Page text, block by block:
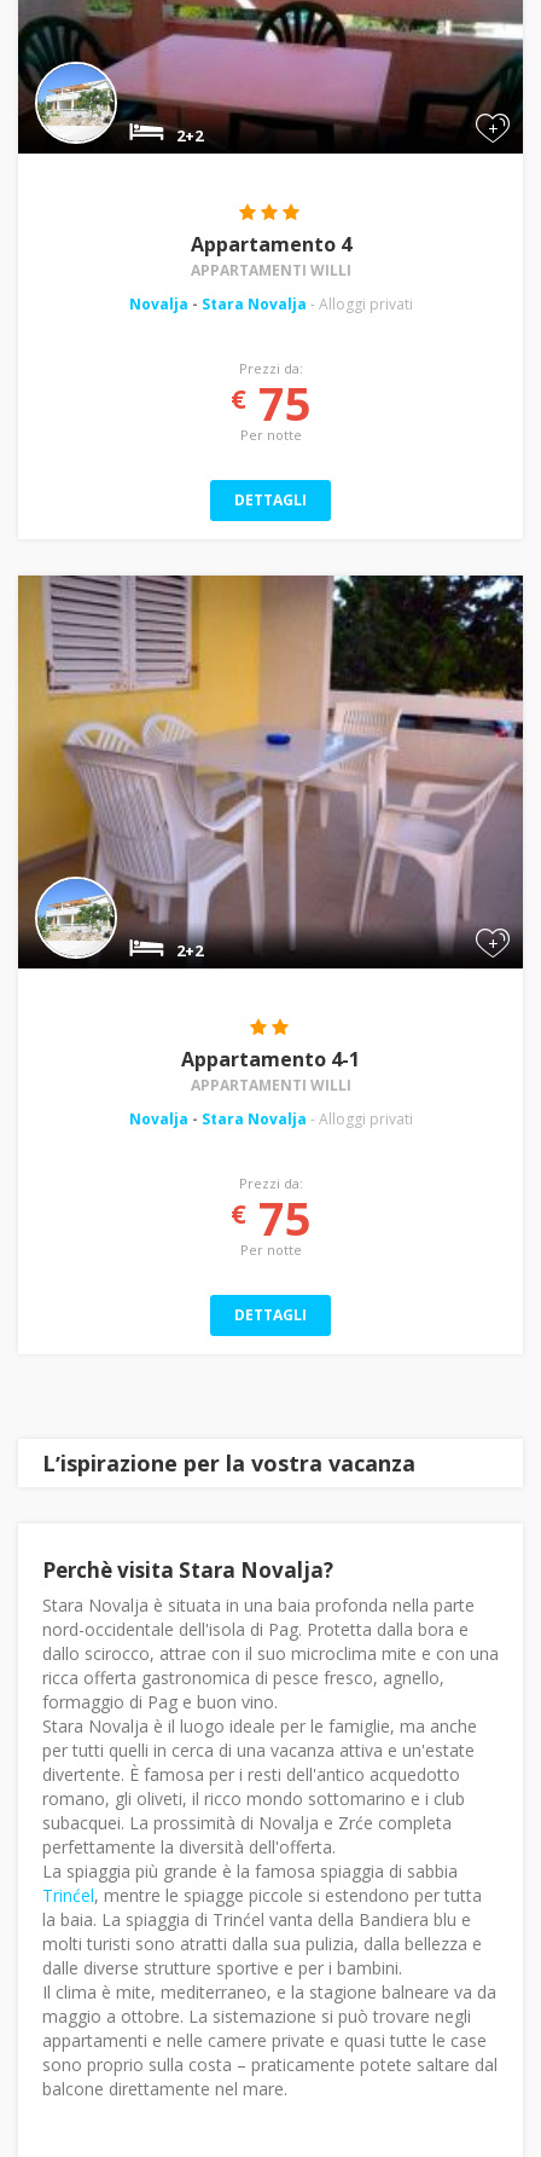
+
2+2
Appartamento 4
APPARTAMENTI WILLI
Novalja - Stara Novalja - Alloggi privati
Prezzi da:
€75
Per notte
DETTAGLI
+
2+2
Appartamento 4-1
APPARTAMENTI WILLI
Novalja - Stara Novalja - Alloggi privati
Prezzi da:
€75
Per notte
DETTAGLI
Lʼispirazione per la vostra vacanza
Perchè visita Stara Novalja?
Stara Novalja è situata in una baia profonda nella parte
nord-occidentale dell'isola di Pag. Protetta dalla bora e
dallo scirocco, attrae con il suo microclima mite e con una
ricca offerta gastronomica di pesce fresco, agnello,
formaggio di Pag e buon vino.
Stara Novalja è il luogo ideale per le famiglie, ma anche
per tutti quelli in cerca di una vacanza attiva e un'estate
divertente. È famosa per i resti dell'antico acquedotto
romano, gli oliveti, il ricco mondo sottomarino e i club
subacquei. La prossimità di Novalja e Zrće completa
perfettamente la diversità dell'offerta.
La spiaggia più grande è la famosa spiaggia di sabbia
Trinćel, mentre le spiagge piccole si estendono per tutta
la baia. La spiaggia di Trinćel vanta della Bandiera blu e
molti turisti sono atratti dalla sua pulizia, dalla bellezza e
dalle diverse strutture sportive e per i bambini.
Il clima è mite, mediterraneo, e la stagione balneare va da
maggio a ottobre. La sistemazione si può trovare negli
appartamenti e nelle camere private e quasi tutte le case
sono proprio sulla costa – praticamente potete saltare dal
balcone direttamente nel mare.